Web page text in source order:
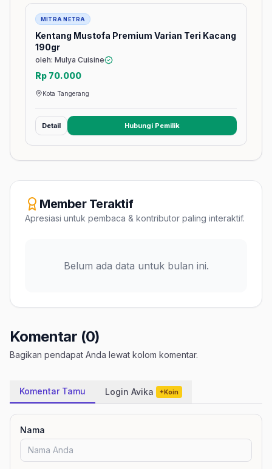
Barang
MITRA NETRA
Kentang Mustofa Premium Varian Teri Kacang
190gr
oleh: Mulya Cuisine
Rp 70.000
Kota Tangerang
Detail Hubungi Pemilik(membuka tab baru)
Member Teraktif
Apresiasi untuk pembaca & kontributor paling interaktif.
Belum ada data untuk bulan ini.
Komentar (0)
Bagikan pendapat Anda lewat kolom komentar.
Komentar Tamu Login Avika +Koin
Nama